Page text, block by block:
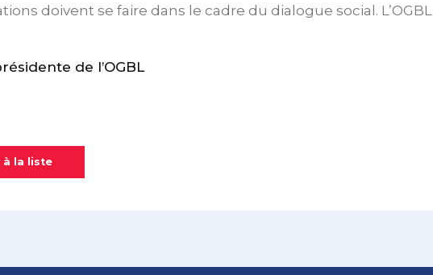
doivent se faire dans le cadre du dialogue social. L’OGBL
de l’OGBL
à la liste